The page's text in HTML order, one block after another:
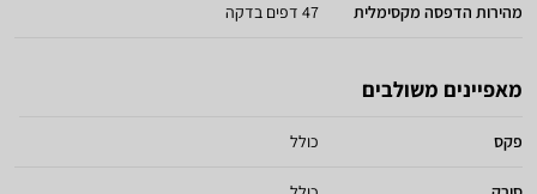
מהירות הדפסה מקסימלית 47 דפים בדקה
מאפיינים משולבים
פקס כולל